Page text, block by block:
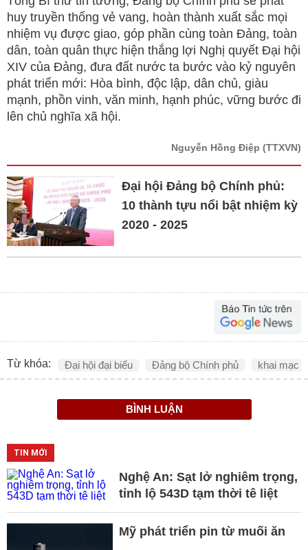
huy truyền thống vẻ vang, hoàn thành xuất sắc mọi
nhiệm vụ được giao, góp phần cùng toàn Đảng, toàn
dân, toàn quân thực hiện thắng lợi Nghị quyết Đại hội
XIV của Đảng, đưa đất nước ta bước vào kỷ nguyên
phát triển mới: Hòa bình, độc lập, dân chủ, giàu
mạnh, phồn vinh, văn minh, hạnh phúc, vững bước đi
lên chủ nghĩa xã hội.
Nguyễn Hồng Điệp (TTXVN)
Đại hội Đảng bộ Chính phủ:
10 thành tựu nổi bật nhiệm kỳ
2020 - 2025
Từ khóa: Đại hội đại biểu Đảng bộ Chính phủ khai mạc
BÌNH LUẬN
TIN MỚI
Nghệ An: Sạt lở nghiêm trọng,
tỉnh lộ 543D tạm thời tê liệt
Mỹ phát triển pin từ muối ăn